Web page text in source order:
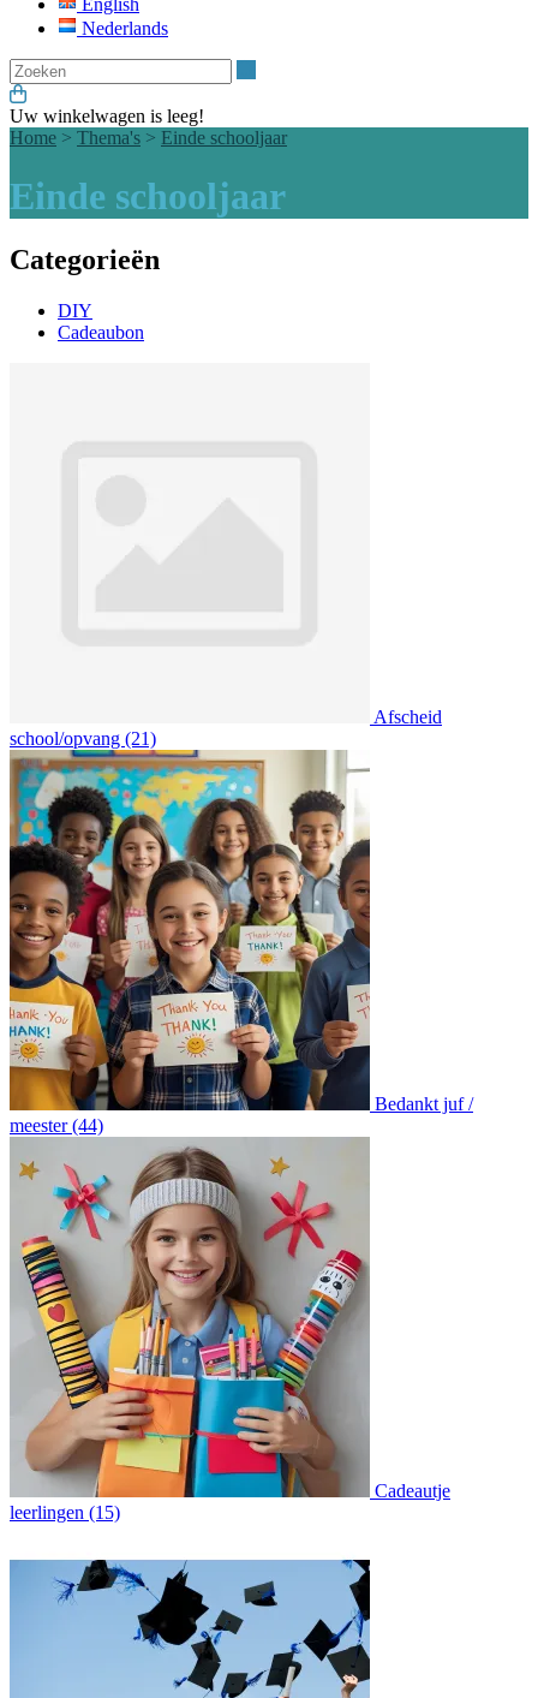
Nederlands
Uw winkelwagen is leeg!
Home > Thema's > Einde schooljaar
Einde schooljaar
Categorieën
DIY
Cadeaubon
Afscheid
school/opvang (21)
Bedankt juf /
meester (44)
Cadeautje
leerlingen (15)